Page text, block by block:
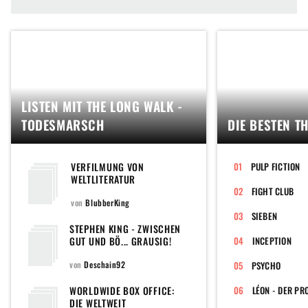
LISTEN MIT THE LONG WALK -
TODESMARSCH
VERFILMUNG VON
WELTLITERATUR
vonBlubberKing
STEPHEN KING - ZWISCHEN
GUT UND BÖ... GRAUSIG!
vonDeschain92
WORLDWIDE BOX OFFICE:
DIE WELTWEIT
DIE BESTEN
PULP FICTION
FIGHT CLUB
SIEBEN
INCEPTION
PSYCHO
LÉON - DER